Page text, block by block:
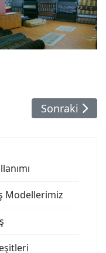
Tekstili İçin Peluş
Sonraki
Sonraki
Modellerimiz